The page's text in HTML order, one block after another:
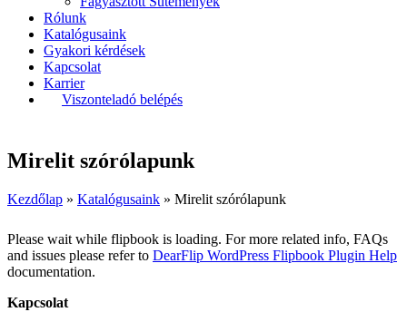
Rólunk
Katalógusaink
Gyakori kérdések
Kapcsolat
Karrier
Viszonteladó belépés
Mirelit szórólapunk
Kezdőlap » Katalógusaink » Mirelit szórólapunk
Please wait while flipbook is loading. For more related info, FAQs
and issues please refer to DearFlip WordPress Flipbook Plugin Help
documentation.
Kapcsolat